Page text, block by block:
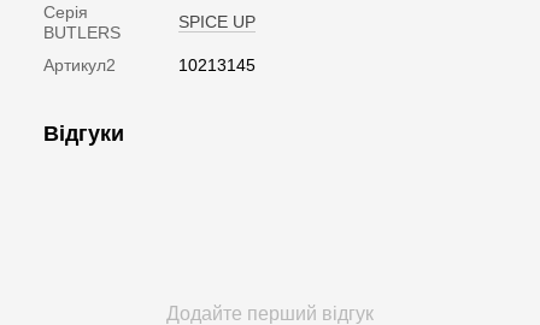
Серія
BUTLERS
SPICE UP
Артикул2 10213145
Відгуки
Додайте перший відгук